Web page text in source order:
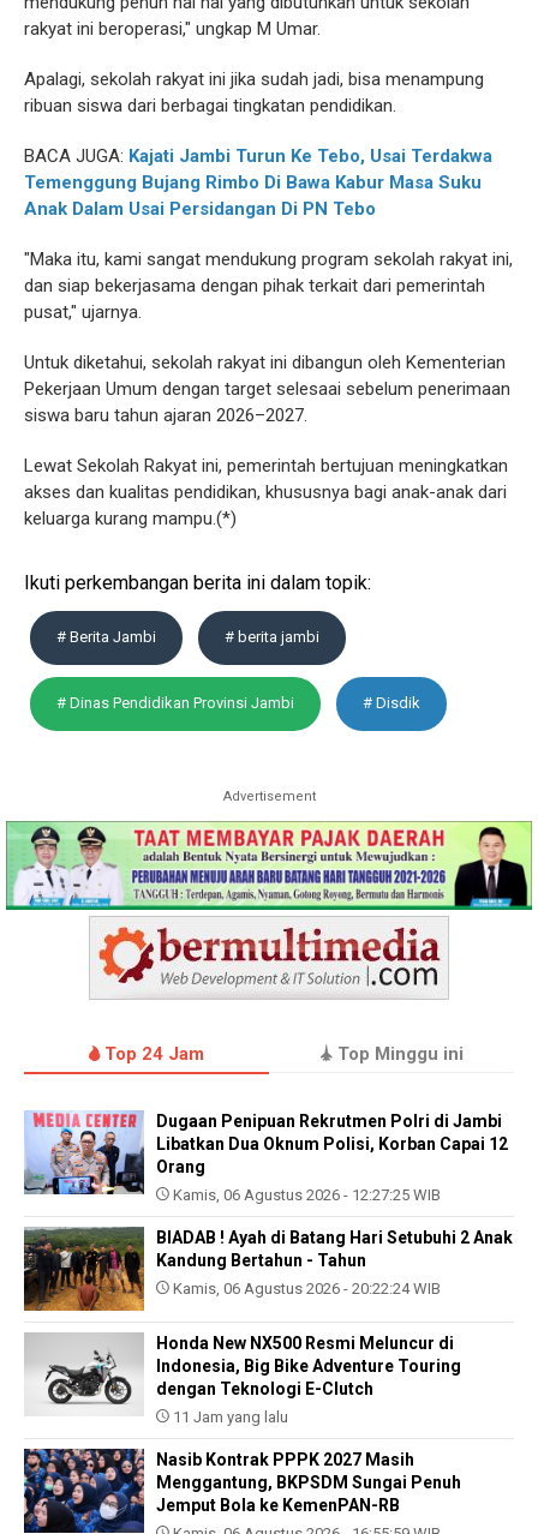
rakyat ini beroperasi," ungkap M Umar.
Apalagi, sekolah rakyat ini jika sudah jadi, bisa menampung
ribuan siswa dari berbagai tingkatan pendidikan.
BACA JUGA: Kajati Jambi Turun Ke Tebo, Usai Terdakwa
Temenggung Bujang Rimbo Di Bawa Kabur Masa Suku
Anak Dalam Usai Persidangan Di PN Tebo
"Maka itu, kami sangat mendukung program sekolah rakyat ini,
dan siap bekerjasama dengan pihak terkait dari pemerintah
pusat," ujarnya.
Untuk diketahui, sekolah rakyat ini dibangun oleh Kementerian
Pekerjaan Umum dengan target selesaai sebelum penerimaan
siswa baru tahun ajaran 2026–2027.
Lewat Sekolah Rakyat ini, pemerintah bertujuan meningkatkan
akses dan kualitas pendidikan, khususnya bagi anak-anak dari
keluarga kurang mampu.(*)
Ikuti perkembangan berita ini dalam topik:
# Berita Jambi # berita jambi
# Dinas Pendidikan Provinsi Jambi # Disdik
Advertisement
Top 24 Jam Top Minggu ini
Dugaan Penipuan Rekrutmen Polri di Jambi
Libatkan Dua Oknum Polisi, Korban Capai 12
Orang
Kamis, 06 Agustus 2026 - 12:27:25 WIB
BIADAB ! Ayah di Batang Hari Setubuhi 2 Anak
Kandung Bertahun - Tahun
Kamis, 06 Agustus 2026 - 20:22:24 WIB
Honda New NX500 Resmi Meluncur di
Indonesia, Big Bike Adventure Touring
dengan Teknologi E-Clutch
11 Jam yang lalu
Nasib Kontrak PPPK 2027 Masih
Menggantung, BKPSDM Sungai Penuh
Jemput Bola ke KemenPAN-RB